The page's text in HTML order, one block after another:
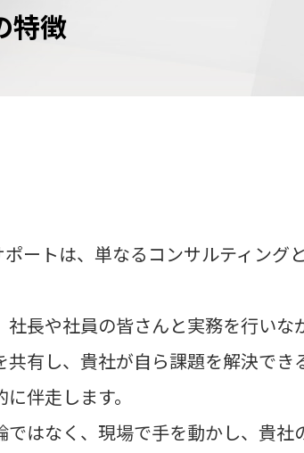
特徴
ポートは、単なるコンサルティング
社長や社員の皆さんと実務を行いな
共有し、貴社が自ら課題を解決でき
伴走します。
ではなく、現場で手を動かし、貴社